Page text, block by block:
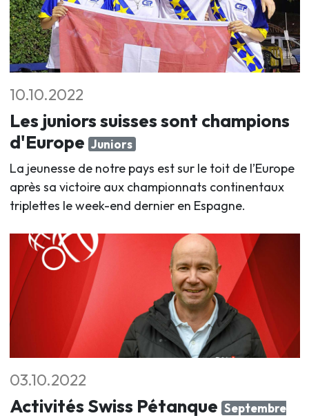
10.10.2022
Les juniors suisses sont champions
d'Europe Juniors
La jeunesse de notre pays est sur le toit de l’Europe
après sa victoire aux championnats continentaux
triplettes le week-end dernier en Espagne.
03.10.2022
Activités Swiss Pétanque Septembre